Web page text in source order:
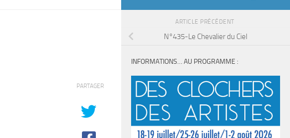
PARTAGER
ARTICLE PRÉCÉDENT
N°435-Le Chevalier du Ciel
INFORMATIONS… AU PROGRAMME :